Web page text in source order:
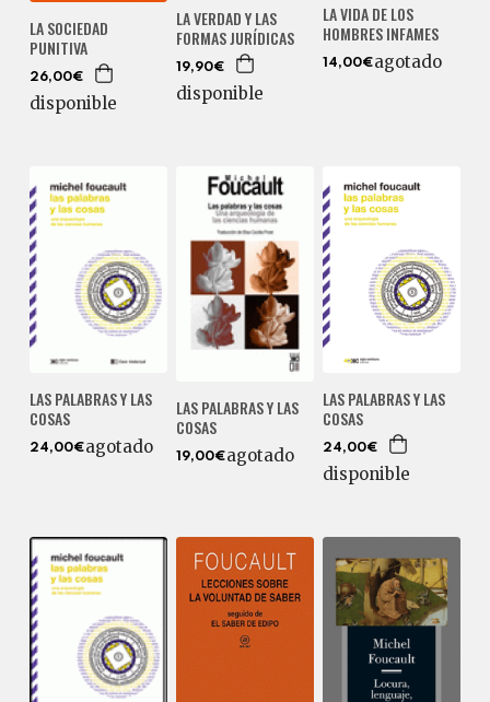
LA SOCIEDAD
PUNITIVA
26,00€
disponible
LA VERDAD Y LAS
FORMAS JURÍDICAS
19,90€
disponible
LA VIDA DE LOS
HOMBRES INFAMES
14,00€agotado
LAS PALABRAS Y LAS
COSAS
24,00€agotado
LAS PALABRAS Y LAS
COSAS
19,00€agotado
LAS PALABRAS Y LAS
COSAS
24,00€
disponible